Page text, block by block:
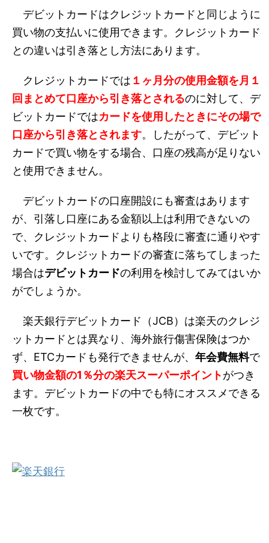
デビットカードはクレジットカードと同じように
買い物の支払いに使用できます。クレジットカード
との違いは引き落とし方法にあります。
クレジットカードでは １ヶ月分の使用金額を月１
回まとめて口座から引き落とされるのに対して、デ
ビットカードではカードを使用したときにその場で
口座から引き落とされます。したがって、デビット
カードで買い物をする場合、口座の残高が足りない
と使用できません。
デビットカードの口座開設にも審査はあります
が、引落し口座にある金額以上は利用できないの
で、クレジットカードよりも格段に審査に通りやす
いです。クレジットカードの審査に落ちてしまった
場合はデビットカードの利用を検討してみてはいか
がでしょうか。
楽天銀行デビットカード（JCB）は楽天のクレジ
ットカードとは異なり、海外旅行傷害保険はつか
ず、ETCカードも発行できませんが、 年会費無料で
買い物金額の1％分の楽天スーパーポイントがつき
ます。デビットカードの中でも特にオススメできる
一枚です。